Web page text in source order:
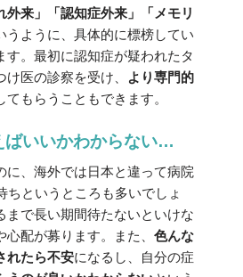
外来」「認知症外来」「メモリ
うように、具体的に標榜してい
す。最初に認知症が疑われたタ
医の診察を受け、
より専門的
てもらうこともできます。
ばいいかわからない…
に、海外では日本と違って病院
ちというところも多いでしょ
まで長い期間待たないといけな
配が募ります。また、 色んな
れたら不安になるし、自分の症